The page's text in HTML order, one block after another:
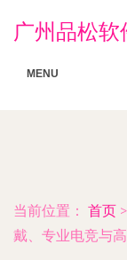
广州品松软
MENU
当前位置： 首页 >
戴、专业电竞与